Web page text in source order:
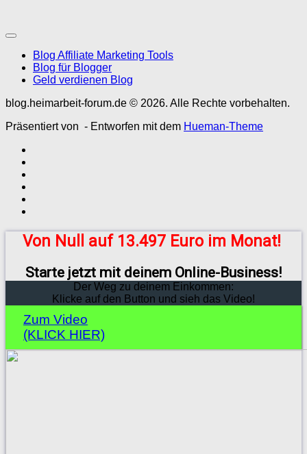
Blog Affiliate Marketing Tools
Blog für Blogger
Geld verdienen Blog
blog.heimarbeit-forum.de © 2026. Alle Rechte vorbehalten.
Präsentiert von - Entworfen mit dem Hueman-Theme
Von Null auf 13.497 Euro im Monat!
Starte jetzt mit deinem Online-Business!
Der Weg zu deinem Einkommen:
Klicke auf den Button und sieh das Video!
Zum Video
(KLICK HIER)